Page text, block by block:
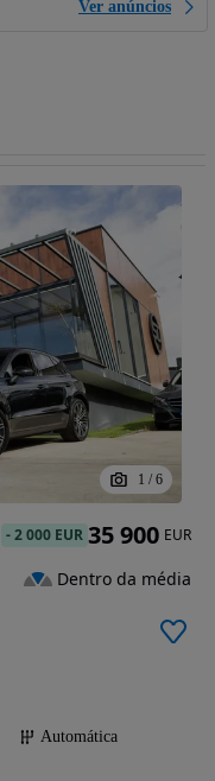
Ver anúncios
1 / 6
Automática
-2 000 EUR 35 900 EUR
Dentro da média